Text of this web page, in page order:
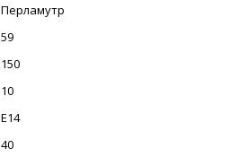
Перламутр
59
150
10
E14
40